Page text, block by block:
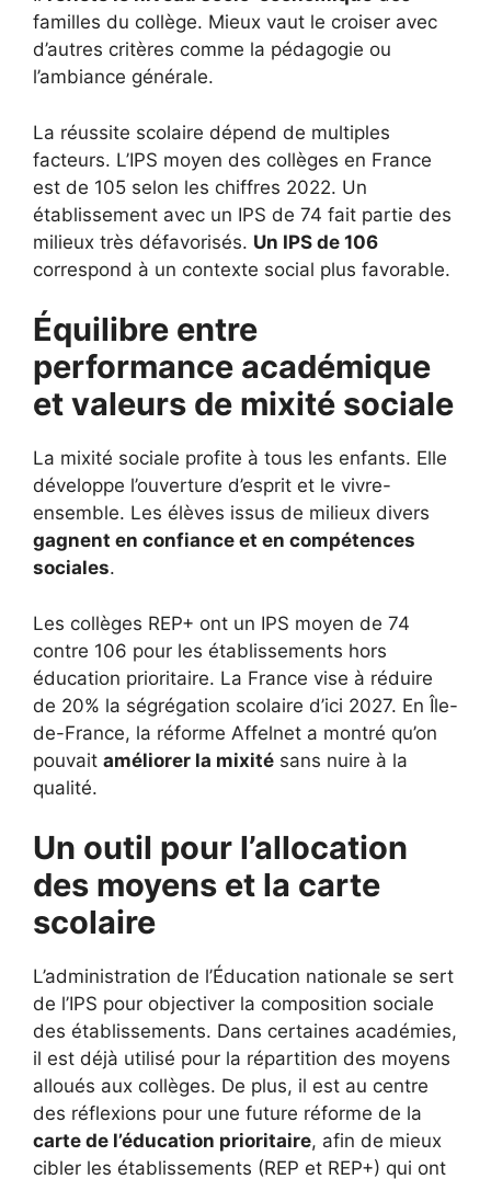
familles du collège. Mieux vaut le croiser avec
d’autres critères comme la pédagogie ou
l’ambiance générale.
La réussite scolaire dépend de multiples
facteurs. L’IPS moyen des collèges en France
est de 105 selon les chiffres 2022. Un
établissement avec un IPS de 74 fait partie des
milieux très défavorisés. Un IPS de 106
correspond à un contexte social plus favorable.
Équilibre entre
performance académique
et valeurs de mixité sociale
La mixité sociale profite à tous les enfants. Elle
développe l’ouverture d’esprit et le vivre-
ensemble. Les élèves issus de milieux divers
gagnent en confiance et en compétences
sociales.
Les collèges REP+ ont un IPS moyen de 74
contre 106 pour les établissements hors
éducation prioritaire. La France vise à réduire
de 20% la ségrégation scolaire d’ici 2027. En Île-
de-France, la réforme Affelnet a montré qu’on
pouvait améliorer la mixité sans nuire à la
qualité.
Un outil pour l’allocation
des moyens et la carte
scolaire
L’administration de l’Éducation nationale se sert
de l’IPS pour objectiver la composition sociale
des établissements. Dans certaines académies,
il est déjà utilisé pour la répartition des moyens
alloués aux collèges. De plus, il est au centre
des réflexions pour une future réforme de la
carte de l’éducation prioritaire, afin de mieux
cibler les établissements (REP et REP+) qui ont